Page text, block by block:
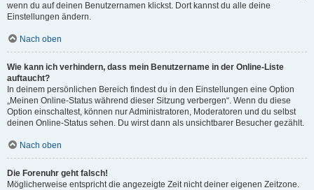
wenn du auf deinen Benutzernamen klickst. Dort kannst du alle deine
Einstellungen ändern.
Nach oben
Wie kann ich verhindern, dass mein Benutzername in der Online-Liste
auftaucht?
In deinem persönlichen Bereich findest du in den Einstellungen eine Option
„Meinen Online-Status während dieser Sitzung verbergen“. Wenn du diese
Option einschaltest, können nur Administratoren, Moderatoren und du selbst
deinen Online-Status sehen. Du wirst dann als unsichtbarer Besucher gezählt.
Nach oben
Die Forenuhr geht falsch!
Möglicherweise entspricht die angezeigte Zeit nicht deiner eigenen Zeitzone.